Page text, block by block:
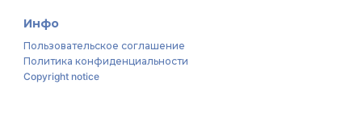
Инфо
Пользовательское соглашение
Политика конфиденциальности
Copyright notice